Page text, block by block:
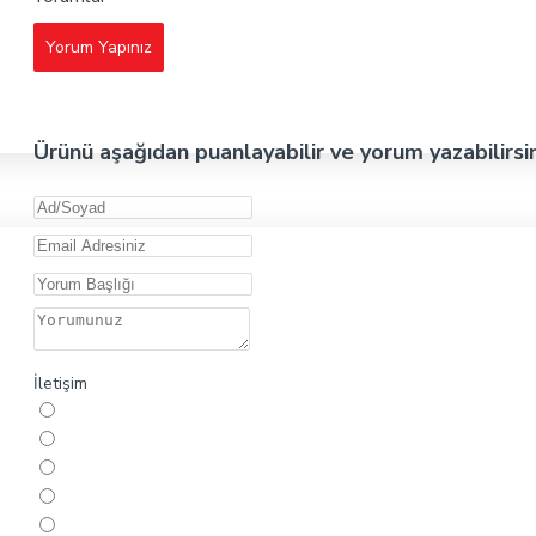
Yorum Yapınız
Ürünü aşağıdan puanlayabilir ve yorum
İletişim